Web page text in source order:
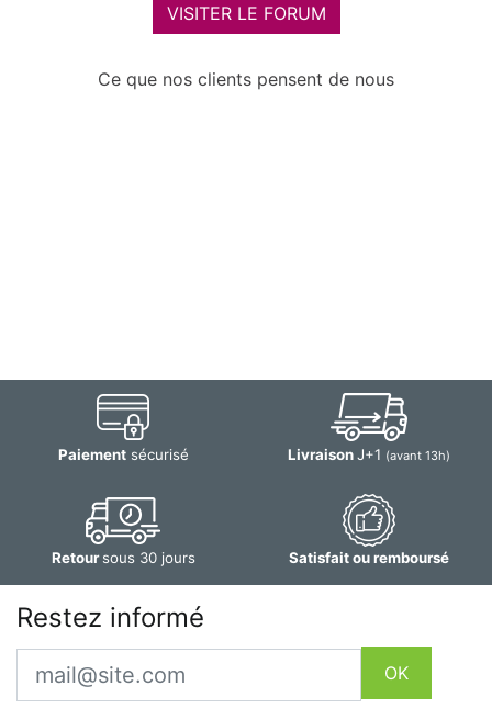
VISITER LE FORUM
Ce que nos clients pensent de nous
Paiementsécurisé LivraisonJ+1 (avant 13h)
Retoursous 30 jours Satisfait ou remboursé
Restez informé
Email
OK